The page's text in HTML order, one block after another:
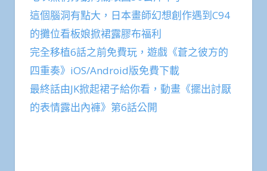
這個腦洞有點大，日本畫師幻想創作遇到C94
的攤位看板娘掀裙露膠布福利
完全移植6話之前免費玩，遊戲《蒼之彼方的
四重奏》iOS/Android版免費下載
最終話由JK掀起裙子給你看，動畫《擺出討厭
的表情露出內褲》第6話公開